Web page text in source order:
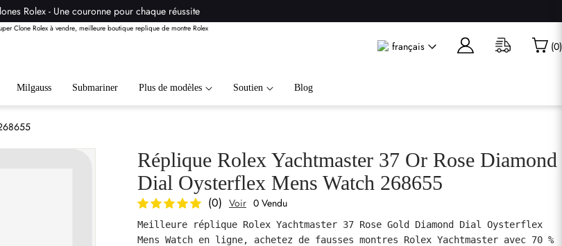
Rolex - Une couronne pour chaque réussite
français (0)
Milgauss Submariner Plus de modèles Soutien Blog
Réplique Rolex Yachtmaster 37 Or Rose Diamond
Dial Oysterflex Mens Watch 268655
(0) Voir 0 Vendu
Meilleure réplique Rolex Yachtmaster 37 Rose Gold Diamond Dial Oysterflex
Mens Watch en ligne, achetez de fausses montres Rolex Yachtmaster avec 70 %